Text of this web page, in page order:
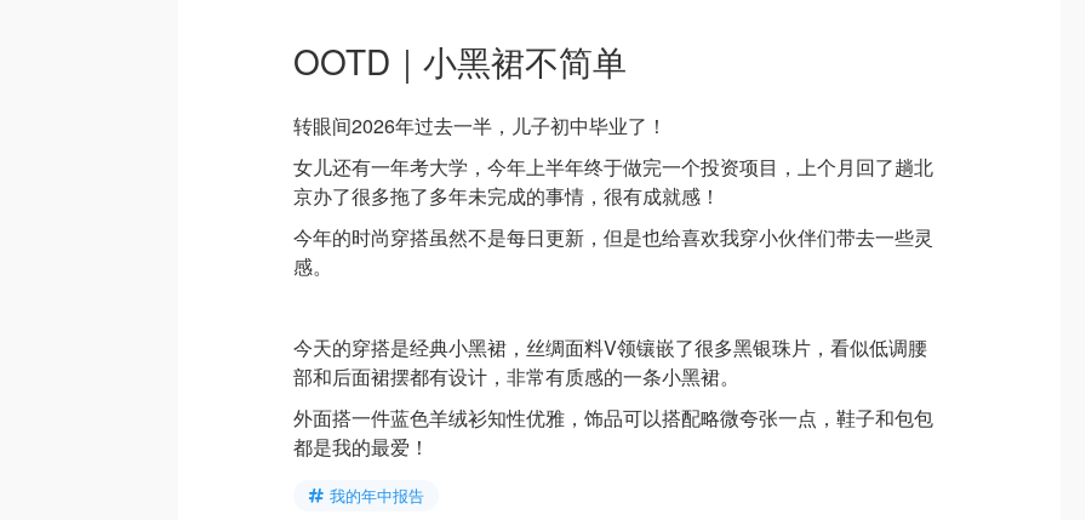
OOTD｜小黑裙不简单
转眼间2026年过去一半，儿子初中毕业了！
女儿还有一年考大学，今年上半年终于做完一个投资项目，上个月回了趟北
京办了很多拖了多年未完成的事情，很有成就感！
今年的时尚穿搭虽然不是每日更新，但是也给喜欢我穿小伙伴们带去一些灵
感。
今天的穿搭是经典小黑裙，丝绸面料V领镶嵌了很多黑银珠片，看似低调腰
部和后面裙摆都有设计，非常有质感的一条小黑裙。
外面搭一件蓝色羊绒衫知性优雅，饰品可以搭配略微夸张一点，鞋子和包包
都是我的最爱！
我的年中报告